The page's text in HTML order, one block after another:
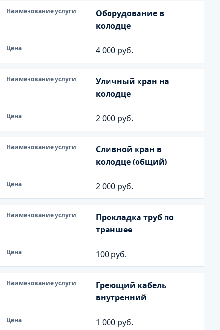
о
в
а
и
е
у
и
Ц
н
а
Оборудование в
колодце
4 000 руб.
Уличный кран на
колодце
2 000 руб.
Сливной кран в
колодце (общий)
2 000 руб.
Прокладка труб по
траншее
100 руб.
Греющий кабель
внутренний
1 000 руб.